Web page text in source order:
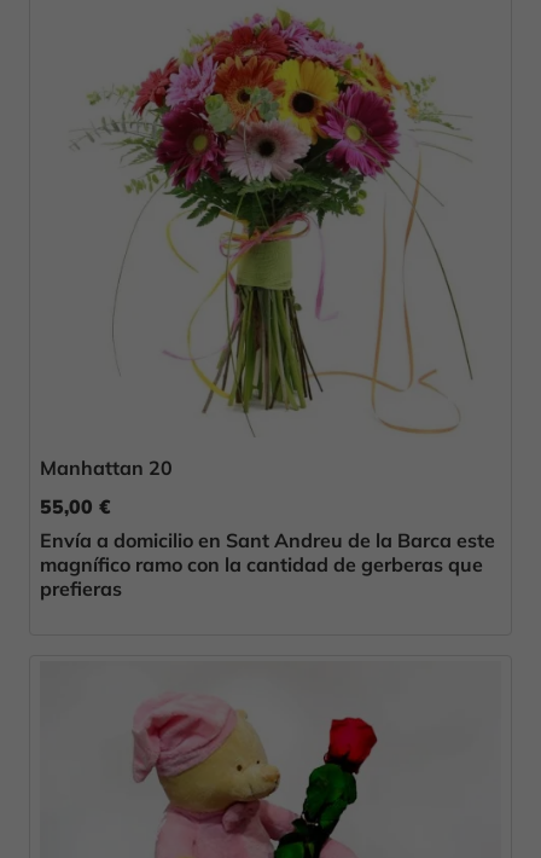
Manhattan 20
55,00 €
Envía a domicilio en Sant Andreu de la Barca este
magnífico ramo con la cantidad de gerberas que
prefieras